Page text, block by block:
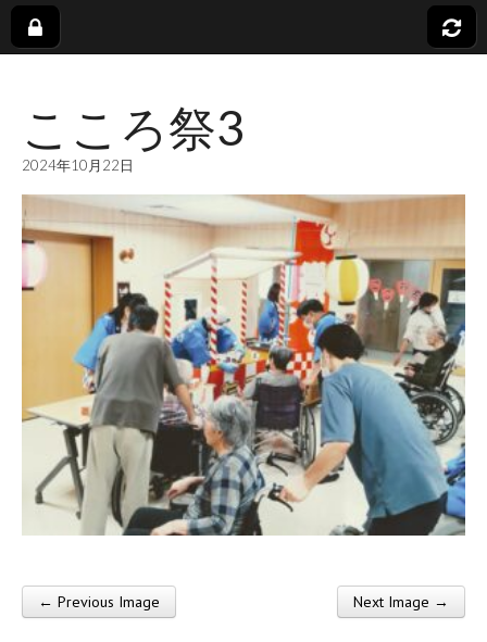
会
福
祉
人
蓬
莱
こころ祭3
2024年10月22日
Post navigation
← Previous Image Next Image →